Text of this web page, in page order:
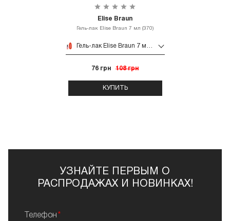
Elise Braun
Гель-лак Elise Braun 7 мл (370)
76 грн 108 грн
КУПИТЬ
УЗНАЙТЕ ПЕРВЫМ О
РАСПРОДАЖАХ И НОВИНКАХ!
Телефон